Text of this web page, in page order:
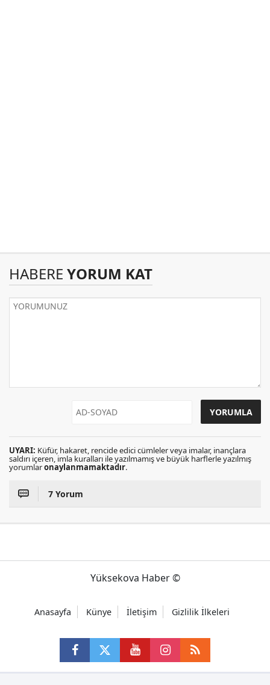
HABERE YORUM KAT
UYARI: Küfür, hakaret, rencide edici cümleler veya imalar, inançlara
saldırı içeren, imla kuralları ile yazılmamış ve büyük harflerle yazılmış
yorumlaronaylanmamaktadır.
7 Yorum
Yüksekova Haber ©
Anasayfa Künye İletişim Gizlilik İlkeleri